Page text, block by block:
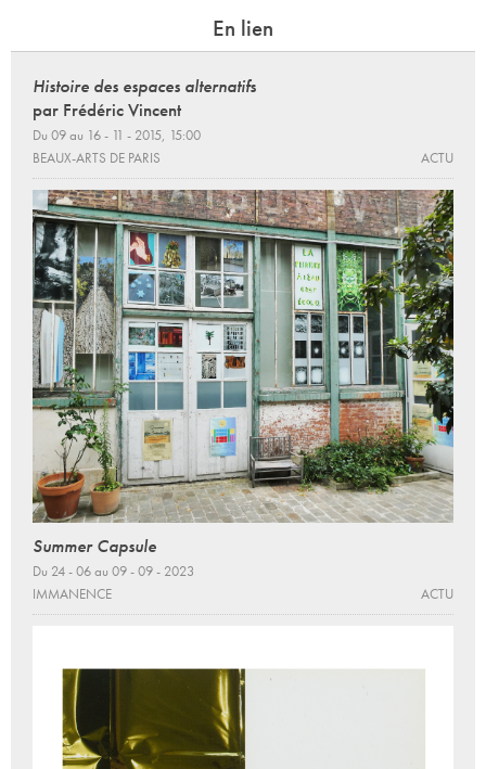
En lien
Histoire des espaces alternatifs
par Frédéric Vincent
Du 09 au 16 - 11 - 2015, 15:00
BEAUX-ARTS DE PARIS
ACTU
Summer Capsule
Du 24 - 06 au 09 - 09 - 2023
IMMANENCE
ACTU